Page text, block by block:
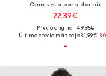
Camiseta para dormir
22,39€
Precio original: 49,95€
Último precio más bajo:31,99€-